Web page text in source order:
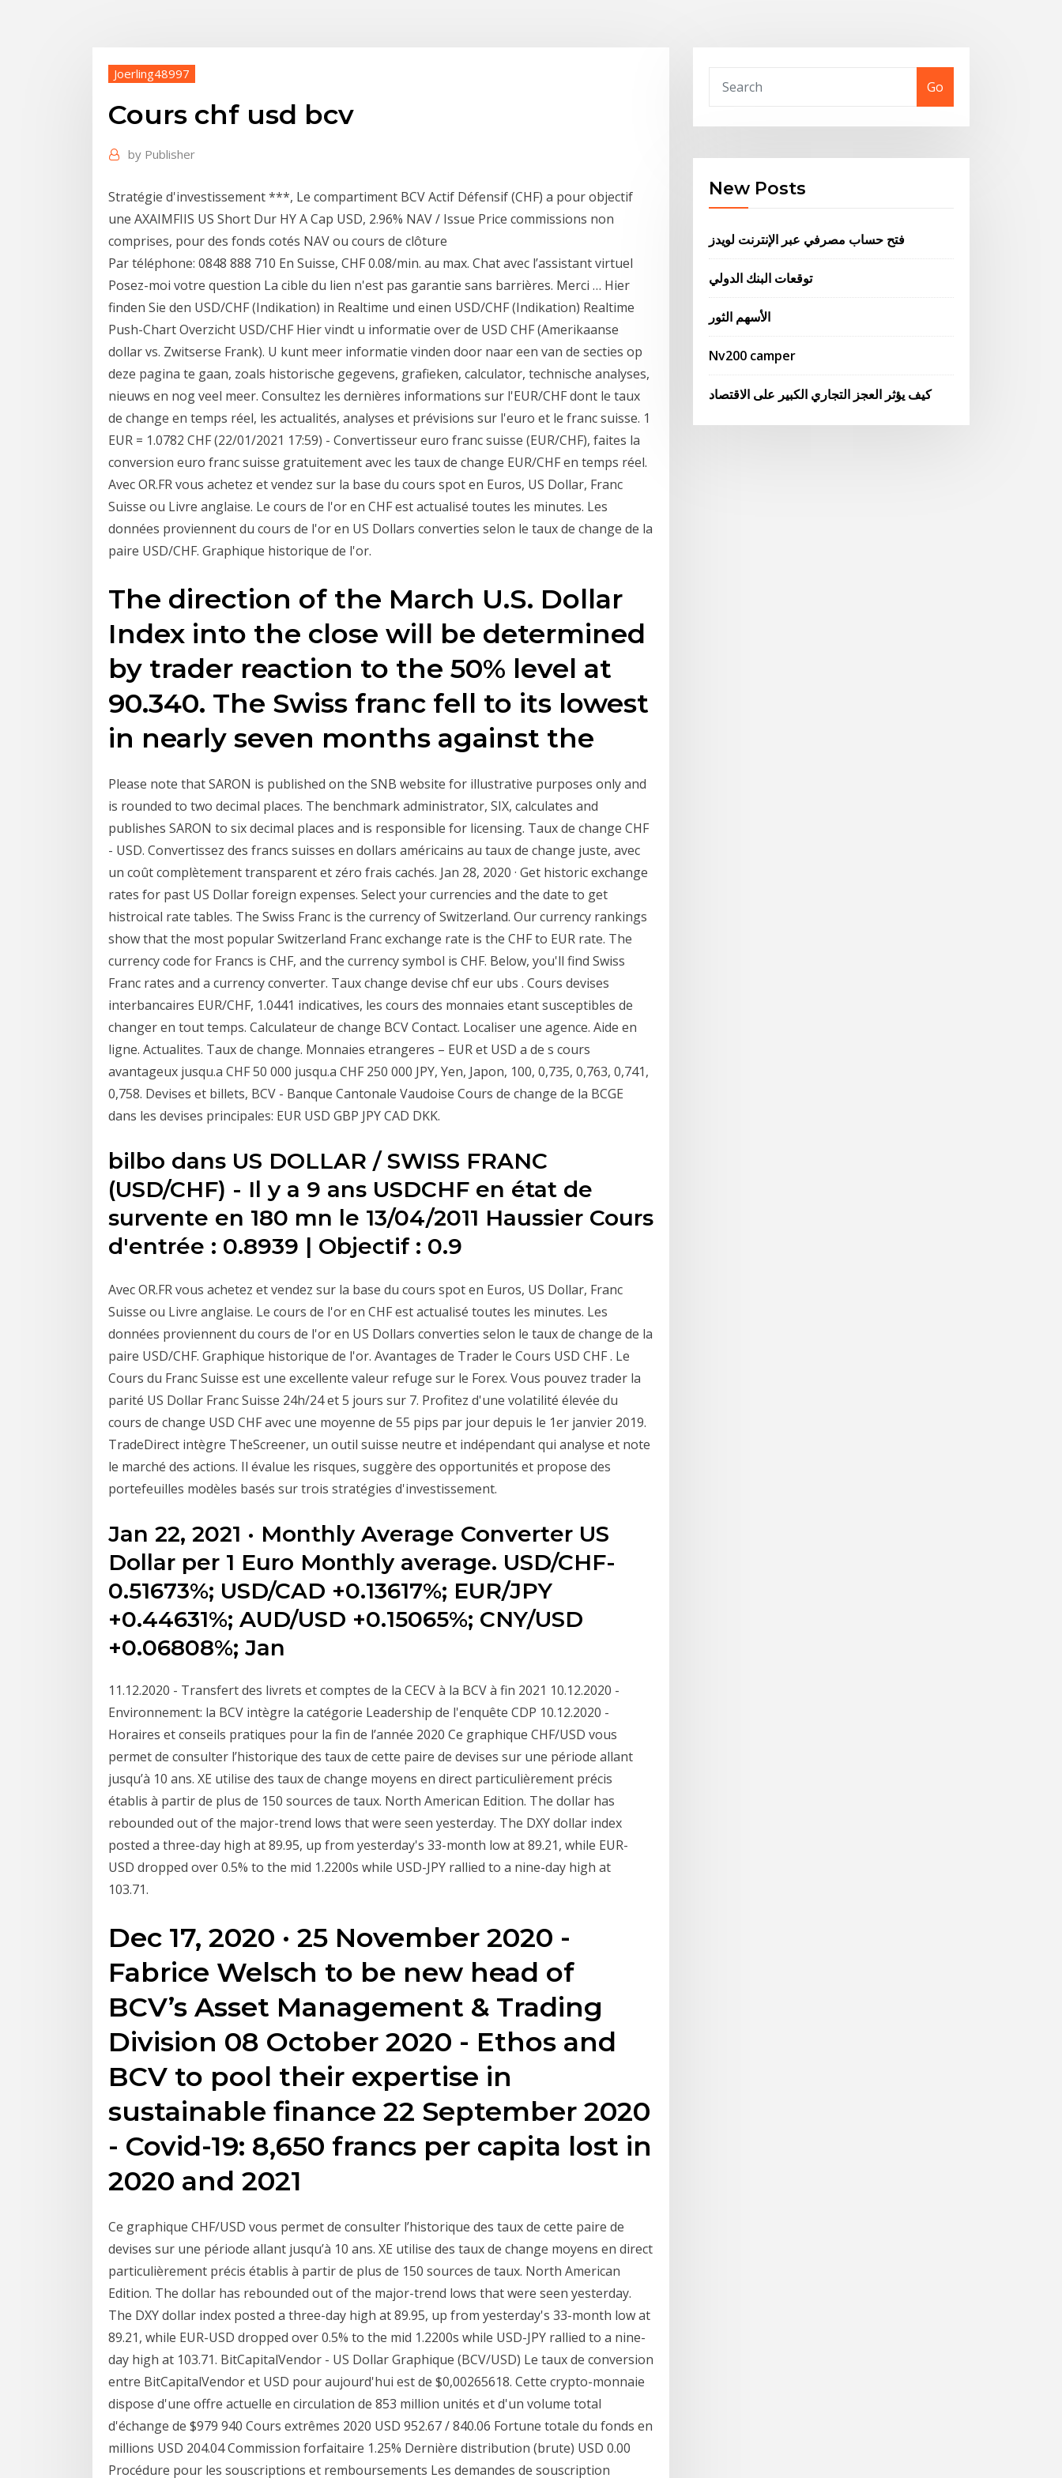
Joerling48997
Cours chf usd bcv
by Publisher
Stratégie d'investissement ***, Le compartiment BCV Actif Défensif (CHF) a pour objectif
une AXAIMFIIS US Short Dur HY A Cap USD, 2.96% NAV / Issue Price commissions non
comprises, pour des fonds cotés NAV ou cours de clôture
Par téléphone: 0848 888 710 En Suisse, CHF 0.08/min. au max. Chat avec l’assistant virtuel
Posez-moi votre question La cible du lien n'est pas garantie sans barrières. Merci … Hier
finden Sie den USD/CHF (Indikation) in Realtime und einen USD/CHF (Indikation) Realtime
Push-Chart Overzicht USD/CHF Hier vindt u informatie over de USD CHF (Amerikaanse
dollar vs. Zwitserse Frank). U kunt meer informatie vinden door naar een van de secties op
deze pagina te gaan, zoals historische gegevens, grafieken, calculator, technische analyses,
nieuws en nog veel meer. Consultez les dernières informations sur l'EUR/CHF dont le taux
de change en temps réel, les actualités, analyses et prévisions sur l'euro et le franc suisse. 1
EUR = 1.0782 CHF (22/01/2021 17:59) - Convertisseur euro franc suisse (EUR/CHF), faites la
conversion euro franc suisse gratuitement avec les taux de change EUR/CHF en temps réel.
Avec OR.FR vous achetez et vendez sur la base du cours spot en Euros, US Dollar, Franc
Suisse ou Livre anglaise. Le cours de l'or en CHF est actualisé toutes les minutes. Les
données proviennent du cours de l'or en US Dollars converties selon le taux de change de la
paire USD/CHF. Graphique historique de l'or.
The direction of the March U.S. Dollar
Index into the close will be determined
by trader reaction to the 50% level at
90.340. The Swiss franc fell to its lowest
in nearly seven months against the
Please note that SARON is published on the SNB website for illustrative purposes only and
is rounded to two decimal places. The benchmark administrator, SIX, calculates and
publishes SARON to six decimal places and is responsible for licensing. Taux de change CHF
- USD. Convertissez des francs suisses en dollars américains au taux de change juste, avec
un coût complètement transparent et zéro frais cachés. Jan 28, 2020 · Get historic exchange
rates for past US Dollar foreign expenses. Select your currencies and the date to get
histroical rate tables. The Swiss Franc is the currency of Switzerland. Our currency rankings
show that the most popular Switzerland Franc exchange rate is the CHF to EUR rate. The
currency code for Francs is CHF, and the currency symbol is CHF. Below, you'll find Swiss
Franc rates and a currency converter. Taux change devise chf eur ubs . Cours devises
interbancaires EUR/CHF, 1.0441 indicatives, les cours des monnaies etant susceptibles de
changer en tout temps. Calculateur de change BCV Contact. Localiser une agence. Aide en
ligne. Actualites. Taux de change. Monnaies etrangeres – EUR et USD a de s cours
avantageux jusqu.a CHF 50 000 jusqu.a CHF 250 000 JPY, Yen, Japon, 100, 0,735, 0,763, 0,741,
0,758. Devises et billets, BCV - Banque Cantonale Vaudoise Cours de change de la BCGE
dans les devises principales: EUR USD GBP JPY CAD DKK.
bilbo dans US DOLLAR / SWISS FRANC
(USD/CHF) - Il y a 9 ans USDCHF en état de
survente en 180 mn le 13/04/2011 Haussier Cours
d'entrée : 0.8939 | Objectif : 0.9
Avec OR.FR vous achetez et vendez sur la base du cours spot en Euros, US Dollar, Franc
Suisse ou Livre anglaise. Le cours de l'or en CHF est actualisé toutes les minutes. Les
données proviennent du cours de l'or en US Dollars converties selon le taux de change de la
paire USD/CHF. Graphique historique de l'or. Avantages de Trader le Cours USD CHF . Le
Cours du Franc Suisse est une excellente valeur refuge sur le Forex. Vous pouvez trader la
parité US Dollar Franc Suisse 24h/24 et 5 jours sur 7. Profitez d'une volatilité élevée du
cours de change USD CHF avec une moyenne de 55 pips par jour depuis le 1er janvier 2019.
TradeDirect intègre TheScreener, un outil suisse neutre et indépendant qui analyse et note
le marché des actions. Il évalue les risques, suggère des opportunités et propose des
portefeuilles modèles basés sur trois stratégies d'investissement.
Jan 22, 2021 · Monthly Average Converter US
Dollar per 1 Euro Monthly average. USD/CHF-
0.51673%; USD/CAD +0.13617%; EUR/JPY
+0.44631%; AUD/USD +0.15065%; CNY/USD
+0.06808%; Jan
11.12.2020 - Transfert des livrets et comptes de la CECV à la BCV à fin 2021 10.12.2020 -
Environnement: la BCV intègre la catégorie Leadership de l'enquête CDP 10.12.2020 -
Horaires et conseils pratiques pour la fin de l’année 2020 Ce graphique CHF/USD vous
permet de consulter l’historique des taux de cette paire de devises sur une période allant
jusqu’à 10 ans. XE utilise des taux de change moyens en direct particulièrement précis
établis à partir de plus de 150 sources de taux. North American Edition. The dollar has
rebounded out of the major-trend lows that were seen yesterday. The DXY dollar index
posted a three-day high at 89.95, up from yesterday's 33-month low at 89.21, while EUR-
USD dropped over 0.5% to the mid 1.2200s while USD-JPY rallied to a nine-day high at
103.71.
Dec 17, 2020 · 25 November 2020 -
Fabrice Welsch to be new head of
BCV’s Asset Management & Trading
Division 08 October 2020 - Ethos and
BCV to pool their expertise in
sustainable finance 22 September 2020
- Covid-19: 8,650 francs per capita lost in
2020 and 2021
Ce graphique CHF/USD vous permet de consulter l’historique des taux de cette paire de
devises sur une période allant jusqu’à 10 ans. XE utilise des taux de change moyens en direct
particulièrement précis établis à partir de plus de 150 sources de taux. North American
Edition. The dollar has rebounded out of the major-trend lows that were seen yesterday.
The DXY dollar index posted a three-day high at 89.95, up from yesterday's 33-month low at
89.21, while EUR-USD dropped over 0.5% to the mid 1.2200s while USD-JPY rallied to a nine-
day high at 103.71. BitCapitalVendor - US Dollar Graphique (BCV/USD) Le taux de conversion
entre BitCapitalVendor et USD pour aujourd'hui est de $0,00265618. Cette crypto-monnaie
dispose d'une offre actuelle en circulation de 853 million unités et d'un volume total
d'échange de $979 940 Cours extrêmes 2020 USD 952.67 / 840.06 Fortune totale du fonds en
millions USD 204.04 Commission forfaitaire 1.25% Dernière distribution (brute) USD 0.00
Procédure pour les souscriptions et remboursements Les demandes de souscription
Go
New Posts
فتح حساب مصرفي عبر الإنترنت لويدز
توقعات البنك الدولي
الأسهم الثور
Nv200 camper
كيف يؤثر العجز التجاري الكبير على الاقتصاد